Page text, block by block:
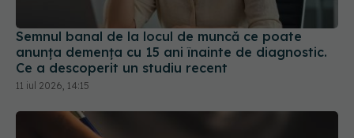
Semnul banal de la locul de muncă ce poate
anunța demența cu 15 ani înainte de diagnostic.
Ce a descoperit un studiu recent
11 iul 2026, 14:15